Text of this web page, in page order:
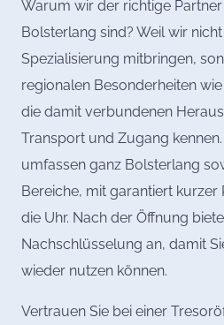
Warum wir der richtige
Bolsterlang sind? Weil wir
Spezialisierung mitbringen,
regionalen Besonderheiten
die damit verbundenen
Transport und Zugang
umfassen ganz Bolsterlang
Bereiche, mit garantiert kurzer
die Uhr. Nach der Öffnung
Nachschlüsselung an, damit
wieder nutzen können.
Vertrauen Sie bei einer